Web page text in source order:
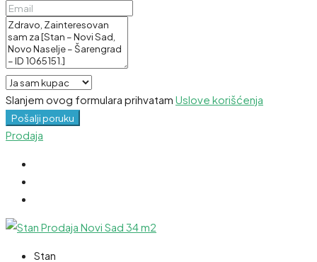
Slanjem ovog formulara prihvatam Uslove korišćenja
Pošalji poruku
Prodaja
Stan